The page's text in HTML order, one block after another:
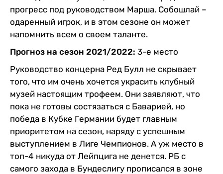
прогресс под руководством Марша. Собошлай –
одаренный игрок, и в этом сезоне он может
напомнить всем о своем таланте.
Прогноз на сезон 2021/2022: 3-е место
Руководство концерна Ред Булл не скрывает
того, что им очень хочется украсить клубный
музей настоящим трофеем. Они заявляют, что
пока не готовы состязаться с Баварией, но
победа в Кубке Германии будет главным
приоритетом на сезон, наряду с успешным
выступлением в Лиге Чемпионов. А уж место в
топ-4 никуда от Лейпцига не денется. РБ с
самого захода в Бундеслигу прописался в зоне